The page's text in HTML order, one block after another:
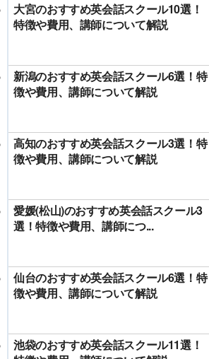
大宮のおすすめ英会話スクール10選！
特徴や費用、講師について解説
新潟のおすすめ英会話スクール6選！特
徴や費用、講師について解説
高知のおすすめ英会話スクール3選！特
徴や費用、講師について解説
愛媛(松山)のおすすめ英会話スクール3
選！特徴や費用、講師につ...
仙台のおすすめ英会話スクール6選！特
徴や費用、講師について解説
池袋のおすすめ英会話スクール11選！